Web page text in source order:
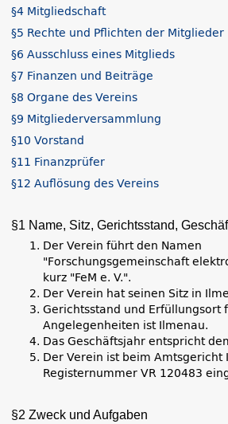
§4 Mitgliedschaft
§5 Rechte und Pflichten der Mitglieder
§6 Ausschluss eines Mitglieds
§7 Finanzen und Beiträge
§8 Organe des Vereins
§9 Mitgliederversammlung
§10 Vorstand
§11 Finanzprüfer
§12 Auflösung des Vereins
§1 Name, Sitz, Gerichtsstand,
Der Verein führt den Namen
"Forschungsgemeinschaft
kurz "FeM e. V.".
Der Verein hat seinen Sitz in
Gerichtsstand und Erfüllungsort
Angelegenheiten ist Ilmenau.
Das Geschäftsjahr entspricht
Der Verein ist beim
Registernummer VR 120483
§2 Zweck und Aufgaben